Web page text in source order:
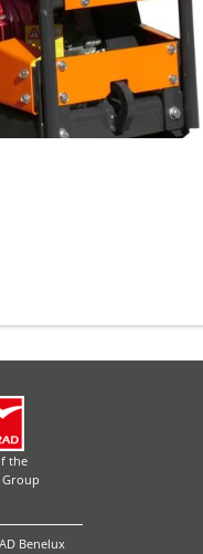
the
Group
Benelux